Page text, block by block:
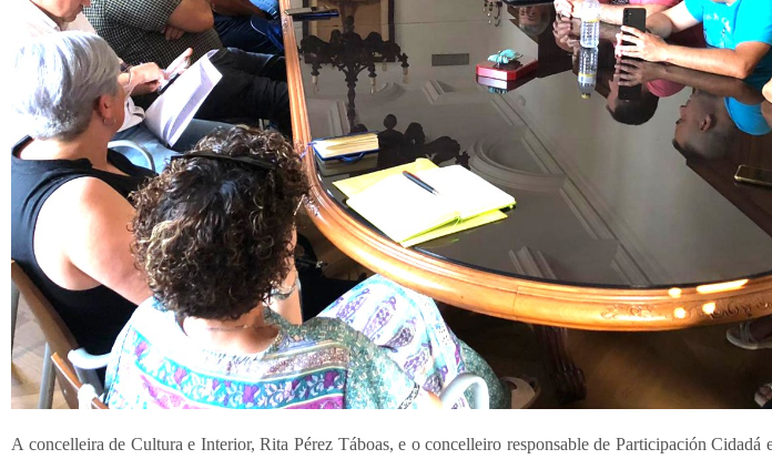
A concelleira de Cultura e Interior, Rita Pérez Táboas, e o concelleiro responsable de Participación Cidadá